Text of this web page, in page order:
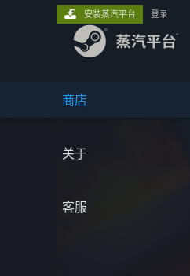
商店
关于
客服
安装蒸汽平台 登录